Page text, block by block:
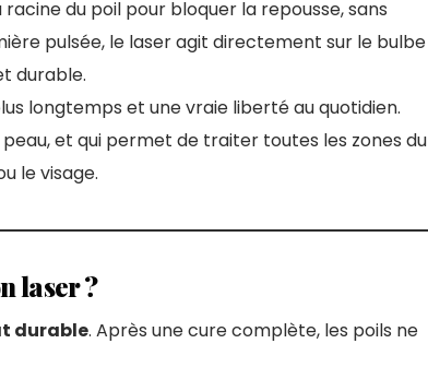
du poil pour bloquer la repousse, sans
pulsée, le laser agit directement sur le bulbe
durable.
longtemps et une vraie liberté au quotidien.
et qui permet de traiter toutes les zones du
le visage.
laser ?
durable. Après une cure complète, les poils ne